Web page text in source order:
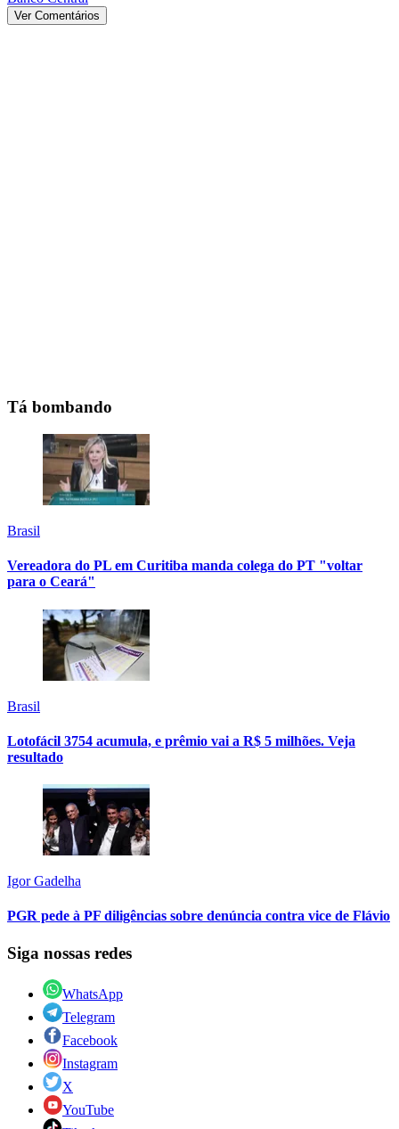
Ver Comentários
Tá bombando
Brasil
Vereadora do PL em Curitiba manda colega do PT "voltar
para o Ceará"
Brasil
Lotofácil 3754 acumula, e prêmio vai a R$ 5 milhões. Veja
resultado
Igor Gadelha
PGR pede à PF diligências sobre denúncia contra vice de Flávio
Siga nossas redes
WhatsApp
Telegram
Facebook
Instagram
X
YouTube